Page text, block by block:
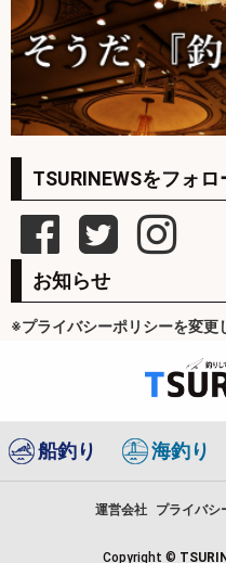
TSURINEWSをフォロ
お知らせ
※プライバシーポリシーを変更
船釣り 海釣り
運営会社 プライバシ
Copyright ©